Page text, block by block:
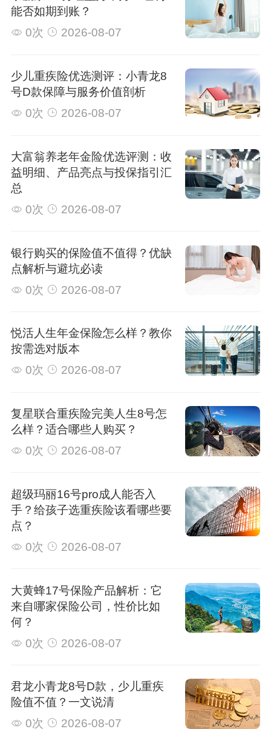
能否如期到账？
0次
2026-08-07
少儿重疾险优选测评：小青龙8
号D款保障与服务价值剖析
0次
2026-08-07
大富翁养老年金险优选评测：收
益明细、产品亮点与投保指引汇
总
0次
2026-08-07
银行购买的保险值不值得？优缺
点解析与避坑必读
0次
2026-08-07
悦活人生年金保险怎么样？教你
按需选对版本
0次
2026-08-07
复星联合重疾险完美人生8号怎
么样？适合哪些人购买？
0次
2026-08-07
超级玛丽16号pro成人能否入
手？给孩子选重疾险该看哪些要
点？
0次
2026-08-07
大黄蜂17号保险产品解析：它
来自哪家保险公司，性价比如
何？
0次
2026-08-07
君龙小青龙8号D款，少儿重疾
险值不值？一文说清
0次
2026-08-07